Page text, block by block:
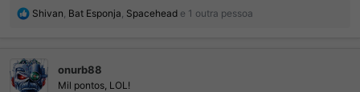
R
ç
õ
e
Shivan, Bat Esponja, Spacehead e 1 outra pessoa
onurb88
Mil pontos, LOL!